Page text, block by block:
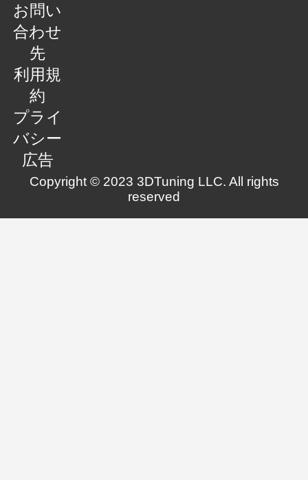
お問い
合わせ
先
利用規
約
プライ
バシー
広告
Copyright © 2023 3DTuning LLC. All rights
reserved